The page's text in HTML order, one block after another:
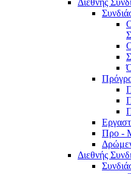
Διεθνής
Προ -
Διεθνής